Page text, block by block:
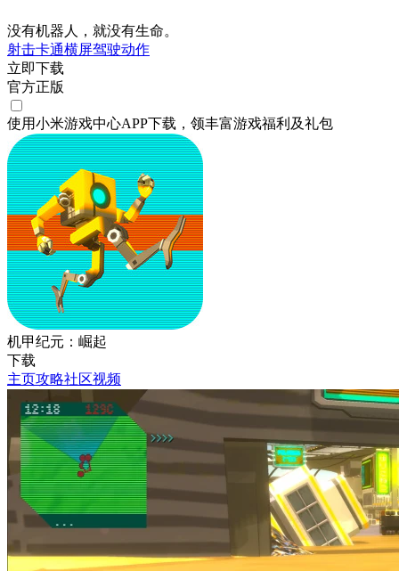
没有机器人，就没有生命。
射击卡通横屏驾驶动作
立即下载
官方正版
使用小米游戏中心APP下载 ，领丰富游戏福利 及礼包
机甲纪元：崛起
下载
主页攻略社区视频